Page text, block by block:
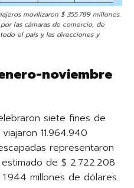
movilizaron $ 355.789 millones.
las cámaras de comercio, de
el país y las direcciones y
noviembre
siete fines de
11.964.940
representaron
de $ 2.722.208
millones de dólares.